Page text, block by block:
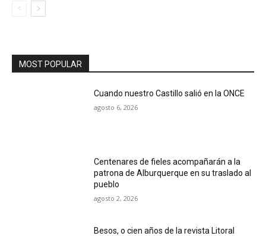
MOST POPULAR
Cuando nuestro Castillo salió en la ONCE
agosto 6, 2026
Centenares de fieles acompañarán a la
patrona de Alburquerque en su traslado al
pueblo
agosto 2, 2026
Besos, o cien años de la revista Litoral